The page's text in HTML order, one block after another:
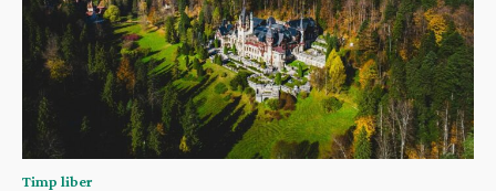
Timp liber